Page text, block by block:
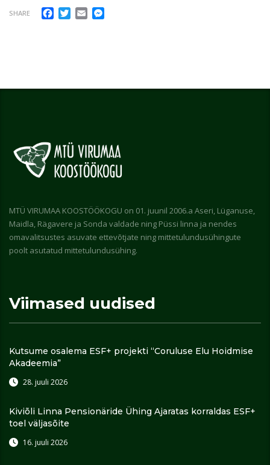
SHARE Facebook
Twitter
Email
MTÜ VIRUMAA KOOSTÖÖKOGU on 01. juunil 2006.a Aseri, Lüganuse,
Maidla, Rägavere ja Sonda valdade ning Püssi linna ja nendes
omavalitsustes asuvate ettevõtjate ning mittetulundusühingute
poolt asutatud mittetulundusühing.
Viimased uudised
Kutsume osalema ESF+ projekti “Coruluse Elu Hoidmise
Akadeemia”
28. juuli 2026
Kiviõli Linna Pensionäride Ühing Ajaratas korraldas ESF+
toel väljasõite
16. juuli 2026